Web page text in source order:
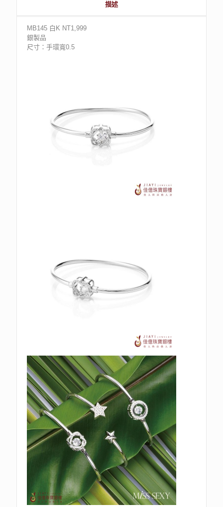
描述
MB145 白K NT1,999
銀製品
尺寸：手環寬0.5